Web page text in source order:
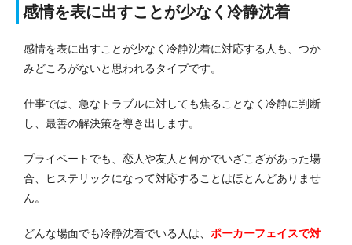
感情を表に出すことが少なく冷静沈着
感情を表に出すことが少なく冷静沈着に対応する人も、つか
みどころがないと思われるタイプです。
仕事では、急なトラブルに対しても焦ることなく冷静に判断
し、最善の解決策を導き出します。
プライベートでも、恋人や友人と何かでいざこざがあった場
合、ヒステリックになって対応することはほとんどありませ
ん。
どんな場面でも冷静沈着でいる人は、 ポーカーフェイスで対